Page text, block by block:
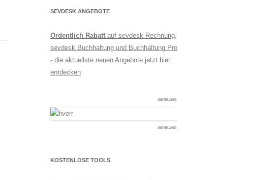
SEVDESK ANGEBOTE
Ordentlich Rabatt auf sevdesk Rechnung,
sevdesk Buchhaltung und Buchhaltung Pro
- die aktuellste neuen Angebote jetzt hier
entdecken
WERBUNG
WERBUNG
KOSTENLOSE TOOLS